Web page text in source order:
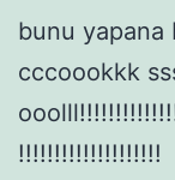
bunu
cccoookkk
!!!!!!!!!!!!!!!!!!!!